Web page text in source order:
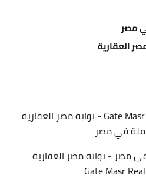
مصر
العقارية
في مصر
مصر - بوابة مصر العقارية